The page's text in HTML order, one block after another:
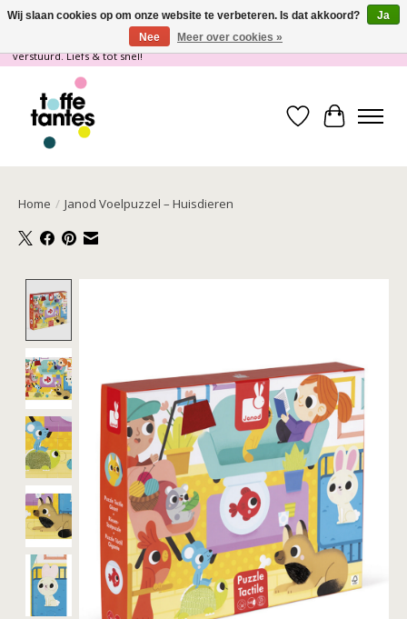
Wij gaan op vakantie! vanaf 4 juli t/m 21 juli worden er geen pakketjes
verstuurd. Liefs & tot snel!
Verlanglijst
Home / Janod Voelpuzzel – Huisdieren
Wij slaan cookies op om onze website te verbeteren. Is dat akkoord?
Ja
Nee
Meer over cookies »